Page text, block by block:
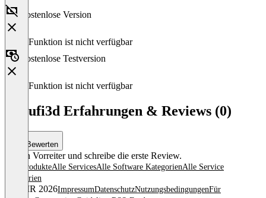
Kostenlose Version
Diese Funktion ist nicht verfügbar
Kostenlose Testversion
Diese Funktion ist nicht verfügbar
Docufi3d Erfahrungen & Reviews (0)
Bewerten
Sei ein Vorreiter und schreibe die erste Review.
Alle ProdukteAlle ServicesAlle Software KategorienAlle Service
Kategorien
© OMR 2026ImpressumDatenschutzNutzungsbedingungenFür